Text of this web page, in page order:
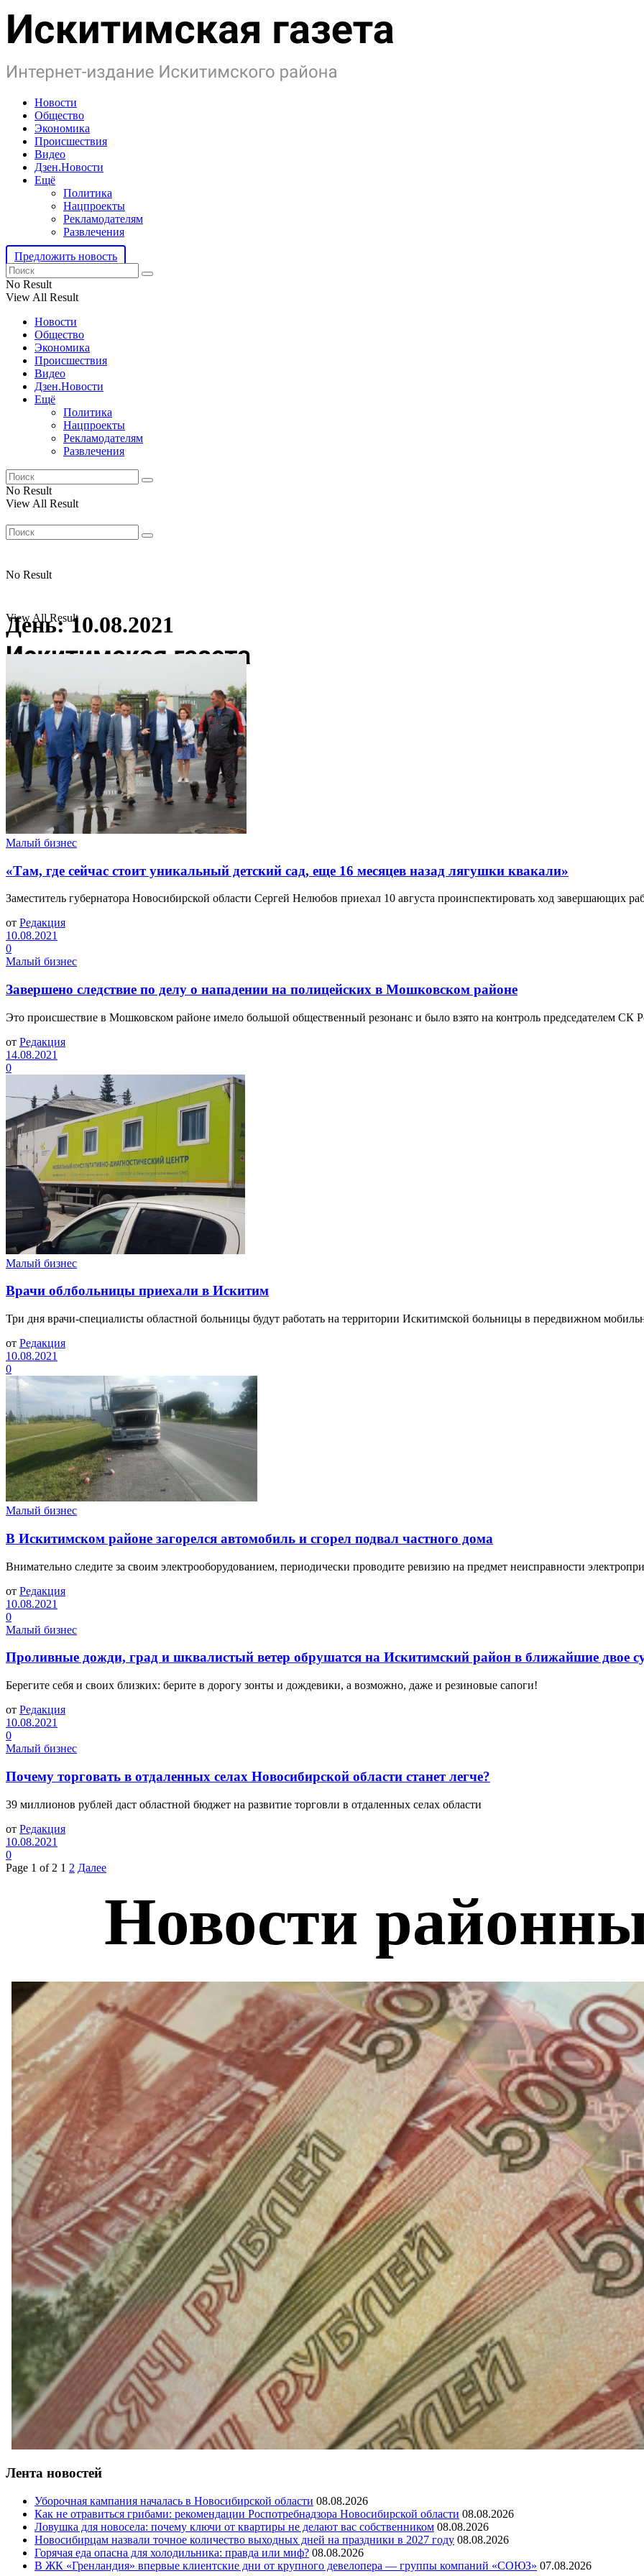
Новости
Общество
Экономика
Происшествия
Видео
Дзен.Новости
Ещё
Политика
Нацпроекты
Рекламодателям
Развлечения
Предложить новость
No Result
View All Result
Новости
Общество
Экономика
Происшествия
Видео
Дзен.Новости
Ещё
Политика
Нацпроекты
Рекламодателям
Развлечения
No Result
View All Result
No Result
View All Result
День:10.08.2021
Малый бизнес
«Там, где сейчас стоит уникальный детский сад, еще 16 месяцев назад лягушки квакали»
Заместитель губернатора Новосибирской области Сергей Нелюбов приехал 10 августа проинспектировать ход завершающих
от Редакция
10.08.2021
0
Малый бизнес
Завершено следствие по делу о нападении на полицейских в Мошковском районе
Это происшествие в Мошковском районе имело большой общественный резонанс и было взято на контроль председателем СК
от Редакция
14.08.2021
0
Малый бизнес
Врачи облбольницы приехали в Искитим
Три дня врачи-специалисты областной больницы будут работать на территории Искитимской больницы в передвижном
от Редакция
10.08.2021
0
Малый бизнес
В Искитимском районе загорелся автомобиль и сгорел подвал частного дома
Внимательно следите за своим электрооборудованием, периодически проводите ревизию на предмет неисправности
от Редакция
10.08.2021
0
Малый бизнес
Проливные дожди, град и шквалистый ветер обрушатся на Искитимский район в ближайшие двое
Берегите себя и своих близких: берите в дорогу зонты и дождевики, а возможно, даже и резиновые сапоги!
от Редакция
10.08.2021
0
Малый бизнес
Почему торговать в отдаленных селах Новосибирской области станет легче?
39 миллионов рублей даст областной бюджет на развитие торговли в отдаленных селах области
от Редакция
10.08.2021
0
Page 1 of 2 1 2 Далее
Лента новостей
Уборочная кампания началась в Новосибирской области 08.08.2026
Как не отравиться грибами: рекомендации Роспотребнадзора Новосибирской области 08.08.2026
Ловушка для новосела: почему ключи от квартиры не делают вас собственником 08.08.2026
Новосибирцам назвали точное количество выходных дней на праздники в 2027 году 08.08.2026
Горячая еда опасна для холодильника: правда или миф? 08.08.2026
В ЖК «Гренландия» впервые клиентские дни от крупного девелопера — группы компаний «СОЮЗ» 07.08.2026